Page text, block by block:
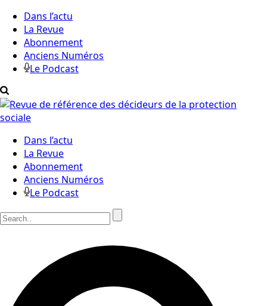
Dans l’actu
La Revue
Abonnement
Anciens Numéros
Le Podcast
Dans l’actu
La Revue
Abonnement
Anciens Numéros
Le Podcast